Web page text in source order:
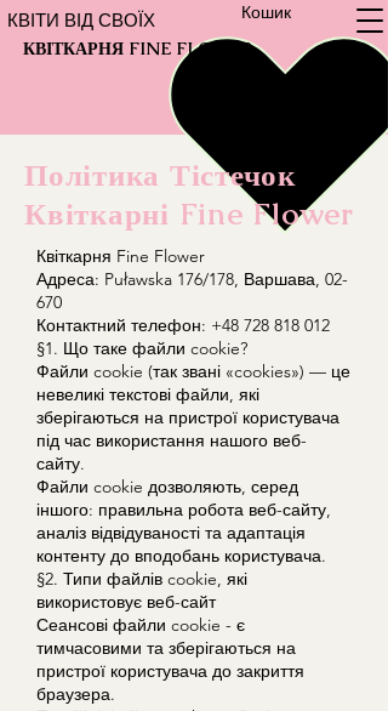
Кошик
КВІТКАРНЯ FINE FLOWER
КВІТИ ВІД СВОЇХ
Політика Тістечок
Квіткарні Fine Flower
Квіткарня Fine Flower
Адреса: Puławska 176/178, Варшава, 02-
670
Контактний телефон: +48 728 818 012
§1. Що таке файли cookie?
Файли cookie (так звані «cookies») — це
невеликі текстові файли, які
зберігаються на пристрої користувача
під час використання нашого веб-
сайту.
Файли cookie дозволяють, серед
іншого: правильна робота веб-сайту,
аналіз відвідуваності та адаптація
контенту до вподобань користувача.
§2. Типи файлів cookie, які
використовує веб-сайт
Сеансові файли cookie - є
тимчасовими та зберігаються на
пристрої користувача до закриття
браузера.